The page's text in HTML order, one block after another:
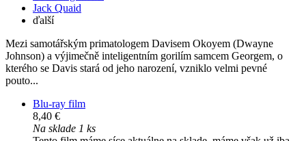
Jack Quaid
ďalší
Mezi samotářským primatologem Davisem Okoyem (Dwayne
Johnson) a výjimečně inteligentním gorilím samcem Georgem, o
kterého se Davis stará od jeho narození, vzniklo velmi pevné
pouto...
Blu-ray film
8,40 €
Na sklade 1 ks